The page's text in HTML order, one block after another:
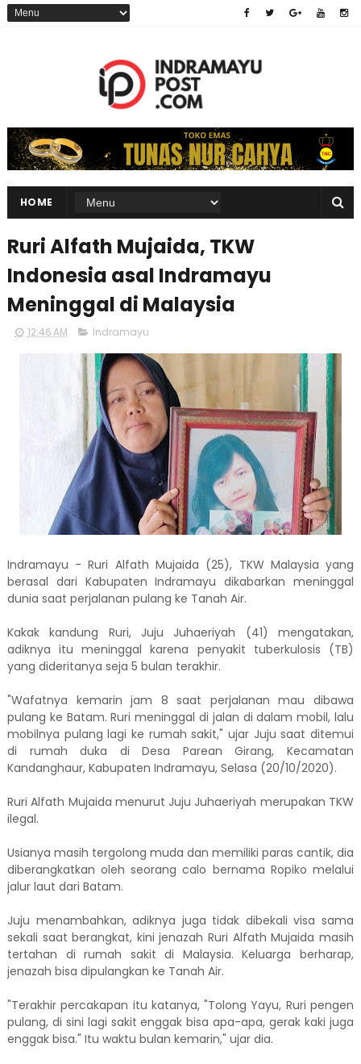
HOME
Ruri Alfath Mujaida, TKW
Indonesia asal Indramayu
Meninggal di Malaysia
12:46 AM Indramayu
Indramayu - Ruri Alfath Mujaida (25), TKW Malaysia yang
berasal dari Kabupaten Indramayu dikabarkan meninggal
dunia saat perjalanan pulang ke Tanah Air.
Kakak kandung Ruri, Juju Juhaeriyah (41) mengatakan,
adiknya itu meninggal karena penyakit tuberkulosis (TB)
yang dideritanya seja 5 bulan terakhir.
"Wafatnya kemarin jam 8 saat perjalanan mau dibawa
pulang ke Batam. Ruri meninggal di jalan di dalam mobil, lalu
mobilnya pulang lagi ke rumah sakit," ujar Juju saat ditemui
di rumah duka di Desa Parean Girang, Kecamatan
Kandanghaur, Kabupaten Indramayu, Selasa (20/10/2020).
Ruri Alfath Mujaida menurut Juju Juhaeriyah merupakan TKW
ilegal.
Usianya masih tergolong muda dan memiliki paras cantik, dia
diberangkatkan oleh seorang calo bernama Ropiko melalui
jalur laut dari Batam.
Juju menambahkan, adiknya juga tidak dibekali visa sama
sekali saat berangkat, kini jenazah Ruri Alfath Mujaida masih
tertahan di rumah sakit di Malaysia. Keluarga berharap,
jenazah bisa dipulangkan ke Tanah Air.
"Terakhir percakapan itu katanya, "Tolong Yayu, Ruri pengen
pulang, di sini lagi sakit enggak bisa apa-apa, gerak kaki juga
enggak bisa." Itu waktu bulan kemarin," ujar dia.